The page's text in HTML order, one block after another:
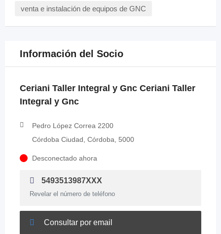
venta e instalación de equipos de GNC
Información del Socio
Ceriani Taller Integral y Gnc Ceriani Taller
Integral y Gnc
Pedro López Correa 2200
Córdoba Ciudad, Córdoba, 5000
Desconectado ahora
5493513987XXX
Revelar el número de teléfono
Consultar por email